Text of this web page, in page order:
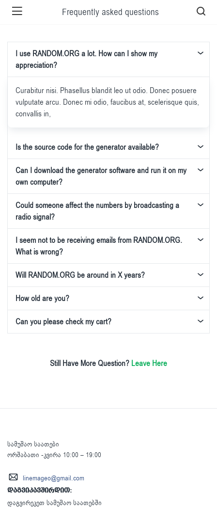
Frequently asked questions
I use RANDOM.ORG a lot. How can I show my
appreciation?
Curabitur nisi. Phasellus blandit leo ut odio. Donec posuere
vulputate arcu. Donec mi odio, faucibus at, scelerisque quis,
convallis in,
Is the source code for the generator available?
Can I download the generator software and run it on my
own computer?
Could someone affect the numbers by broadcasting a
radio signal?
I seem not to be receiving emails from RANDOM.ORG.
What is wrong?
Will RANDOM.ORG be around in X years?
How old are you?
Can you please check my cart?
Still Have More Question? Leave Here
სამუშაო საათები
ორშაბათი -კვირა 10:00 – 19:00
linemageo@gmail.com
დაგვიკავშირდით:
დაგვირეკეთ სამუშაო საათებში